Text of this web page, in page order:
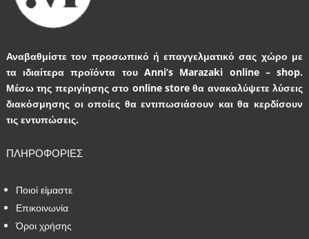
Αναβαθμίστε τον προσωπικό ή επαγγελματικό σας χώρο με
τα ιδιαίτερα προϊόντα του Anni’s Marazaki online – shop.
Μέσω της περιγίησης στο online store θα ανακαλύψετε λύσεις
διακόσμησης οι οποίες θα εντιπωσιάσουν και θα κερδίσουν
τις εντυπώσεις.
ΠΛΗΡΟΦΟΡΙΕΣ
Ποιοί είμαστε
Επικοινωνία
Όροι χρήσης